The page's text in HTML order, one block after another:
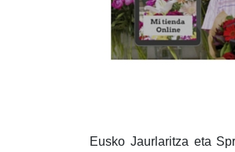
Eusko Jaurlaritza eta